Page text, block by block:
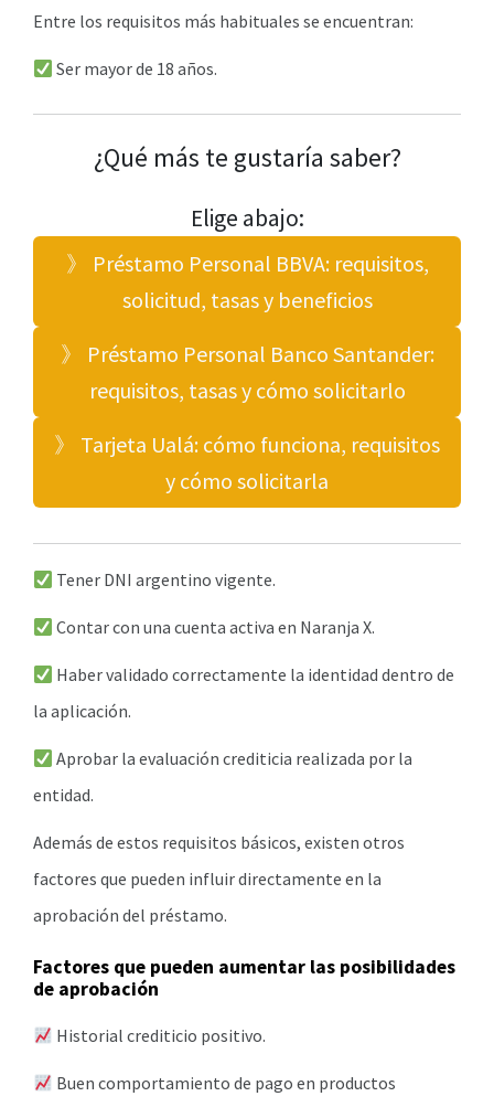
Entre los requisitos más habituales se encuentran:
Ser mayor de 18 años.
¿Qué más te gustaría saber?
Elige abajo:
》 Préstamo Personal BBVA: requisitos,
solicitud, tasas y beneficios
》 Préstamo Personal Banco Santander:
requisitos, tasas y cómo solicitarlo
》 Tarjeta Ualá: cómo funciona, requisitos
y cómo solicitarla
Tener DNI argentino vigente.
Contar con una cuenta activa en Naranja X.
Haber validado correctamente la identidad dentro de
la aplicación.
Aprobar la evaluación crediticia realizada por la
entidad.
Además de estos requisitos básicos, existen otros
factores que pueden influir directamente en la
aprobación del préstamo.
Factores que pueden aumentar las posibilidades
de aprobación
Historial crediticio positivo.
Buen comportamiento de pago en productos